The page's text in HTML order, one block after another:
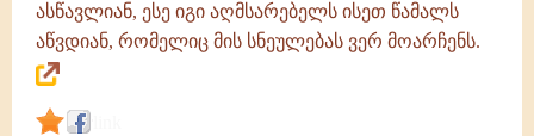
ასწავლიან, ესე იგი აღმსარებელს ისეთ წამალს
აწვდიან, რომელიც მის სნეულებას ვერ მოარჩენს.